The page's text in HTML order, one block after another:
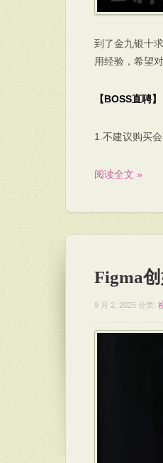
到了金九银十
用经验，希望
【BOSS直聘】
1.不建议购买
阅读全文 »
Figma
9 月 2, 2025 分类: